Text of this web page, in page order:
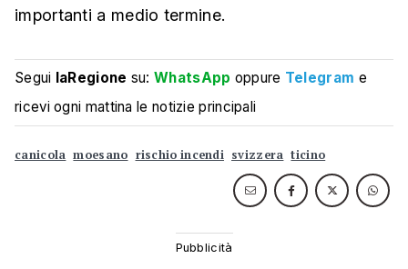
importanti a medio termine.
Segui laRegione su:WhatsApp oppure Telegram e
ricevi ogni mattina le notizie principali
canicola moesano rischio incendi svizzera ticino